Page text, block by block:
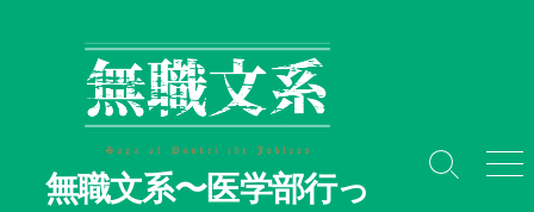
無職文系〜医学部行っ
検
メ